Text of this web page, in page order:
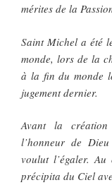
mérites de la
Saint Michel a été
monde, lors de la
à la fin du monde
jugement dernier.
Avant la
l’honneur de
voulut l’égaler.
précipita du Ciel